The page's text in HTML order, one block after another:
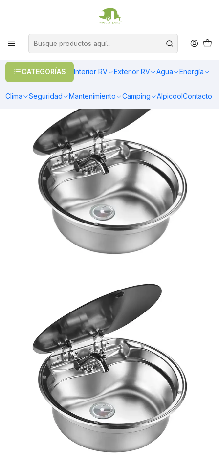
CATEGORÍAS Interior RV Exterior RV Agua Energía
Clima Seguridad Mantenimiento Camping AlpicoolContacto
OFERTAS EN CALEFACCIÓN DIESEL
Lavaplatos circular para casa rodante camper y motorhome de
acero inoxidable